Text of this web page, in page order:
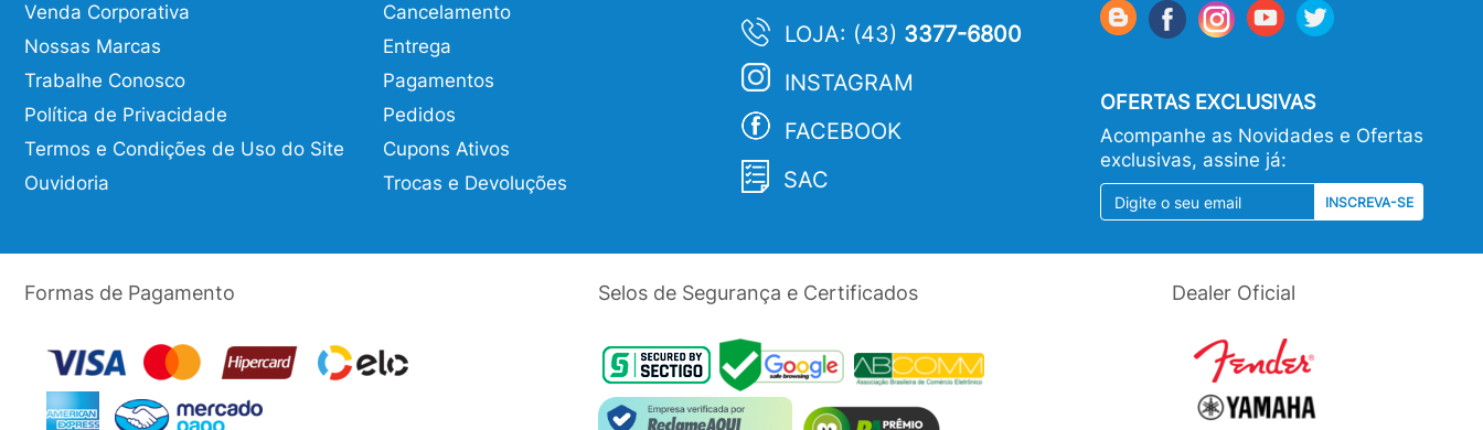
Venda Corporativa
Nossas Marcas
Trabalhe Conosco
Política de Privacidade
Termos e Condições de Uso do Site
Ouvidoria
Cancelamento
Entrega
Pagamentos
Pedidos
Cupons Ativos
Trocas e Devoluções
LOJA: (43) 3377-6800
INSTAGRAM
FACEBOOK
SAC
OFERTAS EXCLUSIVAS
Acompanhe as Novidades e Ofertas
exclusivas, assine já:
INSCREVA-SE
Formas de Pagamento Selos de Segurança e Certificados Dealer Oficial